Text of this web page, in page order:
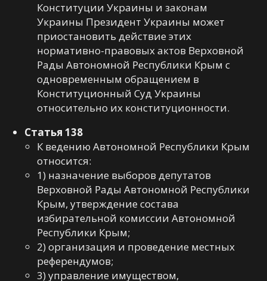
Конституции Украины и законам
Украины Президент Украины может
приостановить действие этих
нормативно-правовых актов Верховной
Рады Автономной Республики Крым с
одновременным обращением в
Конституционный Суд Украины
относительно их конституционности.
Статья 138
К ведению Автономной Республики Крым
относится:
1) назначение выборов депутатов
Верховной Рады Автономной Республики
Крым, утверждение состава
избирательной комиссии Автономной
Республики Крым;
2) организация и проведение местных
референдумов;
3) управление имуществом,